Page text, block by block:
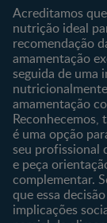
Sobre o Clube
Clube Bebé
Entrar/Registe-
Acreditamos
nutrição ideal
recomendação
amamentação
seguida de uma
amamentação
Reconhecemos,
é uma opção
seu profissional
e peça
complementar.
que essa
implicações